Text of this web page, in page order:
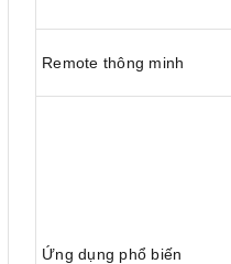
Remote thông minh
Ứng dụng phổ biến